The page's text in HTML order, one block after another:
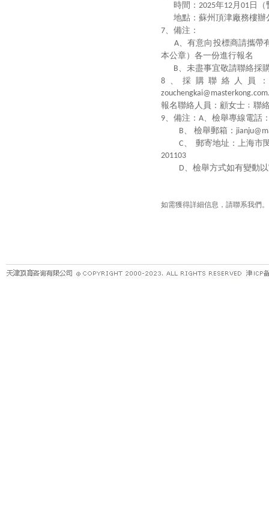
時間： 2025年12月 01 日（
地點：蘇州頂津廠務樓辦
7、備注：
A、有意向投標商請攜帶
本公章）各一份進行報名
B、未盡事宜敬請聯絡採
8 、採購聯絡人員
報名聯絡人員：顧女士﹔聯
9、備注： A、檢舉專線電話
B、 檢舉郵箱：
C、
郵寄地址：上海市
201103
D、檢舉方式如有變動
如需獲得詳細信息，請聯系我們。